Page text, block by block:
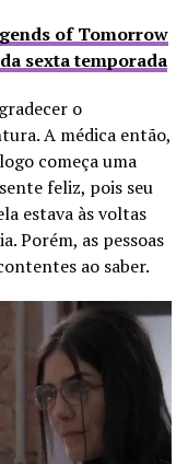
of Tomorrow
sexta temporada
o
A médica então,
começa uma
feliz, pois seu
estava às voltas
Porém, as pessoas
ao saber.